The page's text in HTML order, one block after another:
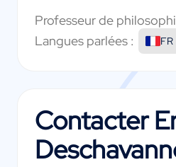
Professeur de
Langues parlées :
FR
Contacter